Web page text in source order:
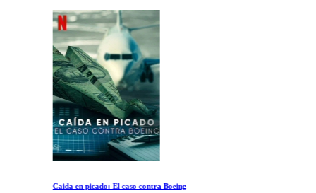
Caida en picado: El caso contra Boeing